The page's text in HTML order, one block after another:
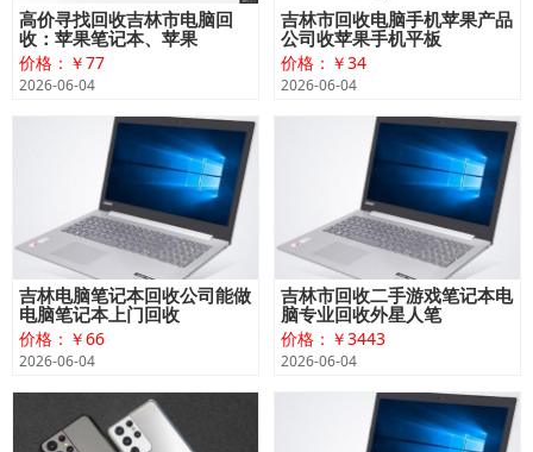
高价寻找回收吉林市电脑回
收：苹果笔记本、苹果
价格：￥77
2026-06-04
吉林市回收电脑手机苹果产品
公司收苹果手机平板
价格：￥34
2026-06-04
吉林电脑笔记本回收公司能做
电脑笔记本上门回收
价格：￥66
2026-06-04
吉林市回收二手游戏笔记本电
脑专业回收外星人笔
价格：￥3443
2026-06-04